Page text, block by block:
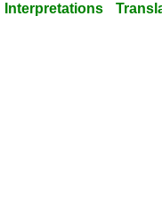
Interpretations